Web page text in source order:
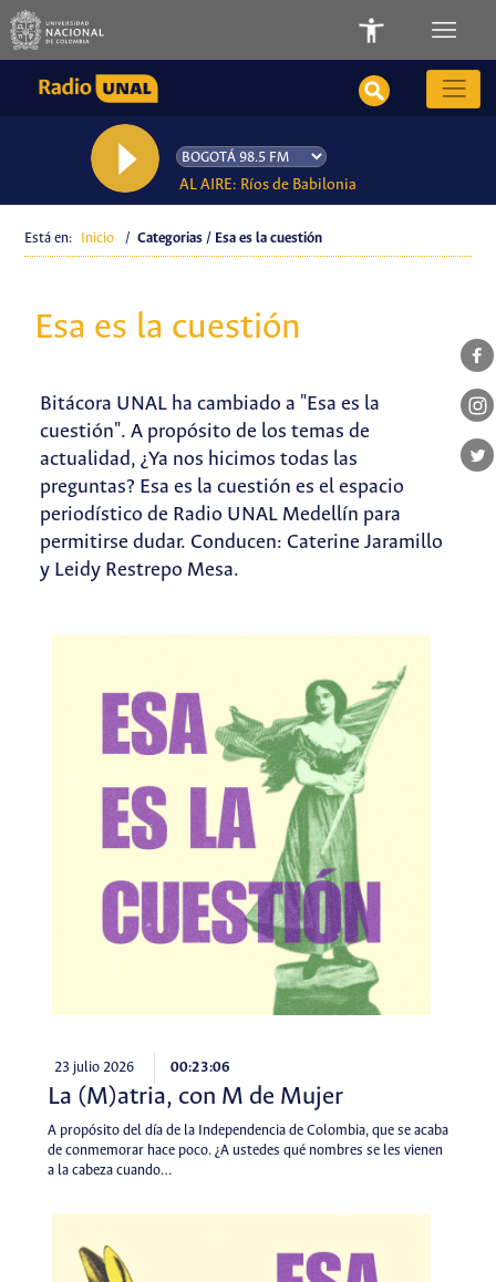
AL AIRE: Ríos de Babilonia
Está en: Inicio / Categorias / Esa es la cuestión
Esa es la cuestión
Bitácora UNAL ha cambiado a "Esa es la
cuestión". A propósito de los temas de
actualidad, ¿Ya nos hicimos todas las
preguntas? Esa es la cuestión es el espacio
periodístico de Radio UNAL Medellín para
permitirse dudar. Conducen: Caterine Jaramillo
y Leidy Restrepo Mesa.
23 julio 2026 00:23:06
La (M)atria, con M de Mujer
A propósito del día de la Independencia de Colombia, que se acaba
de conmemorar hace poco. ¿A ustedes qué nombres se les vienen
a la cabeza cuando…